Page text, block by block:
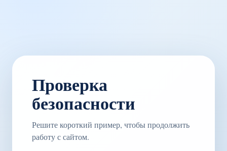
Проверка
безопасности
Решите короткий пример, чтобы продолжить
работу с сайтом.